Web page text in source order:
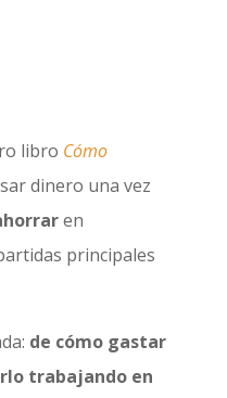
libro Cómo
dinero una vez
en
principales
de cómo gastar
trabajando en